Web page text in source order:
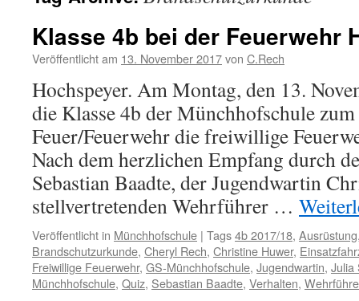
Klasse 4b bei der Feuerwehr
Veröffentlicht am 13. November 2017von C.Rech
Hochspeyer. Am Montag, den 13.
die Klasse 4b der Münchhofschule
Feuer/Feuerwehr die freiwillige
Nach dem herzlichen Empfang durch
Sebastian Baadte, der Jugendwartin
stellvertretenden Wehrführer …
Veröffentlicht in Münchhofschule | Tags4b 2017/18, Ausrüstung
Brandschutzurkunde, Cheryl Rech, Christine Huwer,
Freiwillige Feuerwehr, GS-Münchhofschule, Jugendwartin, Julia
Münchhofschule, Quiz, Sebastian Baadte, Verhalten,